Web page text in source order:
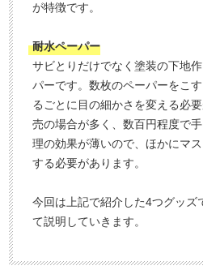
が特徴です。
耐水ペーパー
サビとりだけでなく塗装の下地
パーです。数枚のペーパーをこ
るごとに目の細かさを変える必
売の場合が多く、数百円程度で
理の効果が薄いので、ほかにマ
する必要があります。
今回は上記で紹介した4つグッズ
て説明していきます。